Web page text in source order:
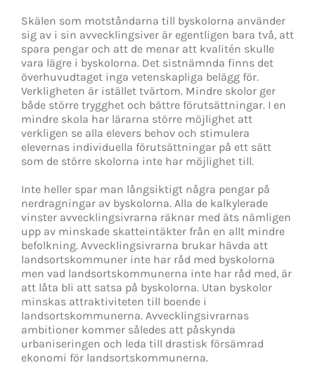
Skälen som motståndarna till byskolorna använder
sig av i sin avvecklingsiver är egentligen bara två, att
spara pengar och att de menar att kvalitén skulle
vara lägre i byskolorna. Det sistnämnda finns det
överhuvudtaget inga vetenskapliga belägg för.
Verkligheten är istället tvärtom. Mindre skolor ger
både större trygghet och bättre förutsättningar. I en
mindre skola har lärarna större möjlighet att
verkligen se alla elevers behov och stimulera
elevernas individuella förutsättningar på ett sätt
som de större skolorna inte har möjlighet till.
Inte heller spar man långsiktigt några pengar på
nerdragningar av byskolorna. Alla de kalkylerade
vinster avvecklingsivrarna räknar med äts nämligen
upp av minskade skatteintäkter från en allt mindre
befolkning. Avvecklingsivrarna brukar hävda att
landsortskommuner inte har råd med byskolorna
men vad landsortskommunerna inte har råd med, är
att låta bli att satsa på byskolorna. Utan byskolor
minskas attraktiviteten till boende i
landsortskommunerna. Avvecklingsivrarnas
ambitioner kommer således att påskynda
urbaniseringen och leda till drastisk försämrad
ekonomi för landsortskommunerna.